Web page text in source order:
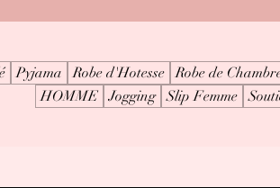
Pyjama Robe d'Hotesse Robe de
HOMME Jogging Slip Femme